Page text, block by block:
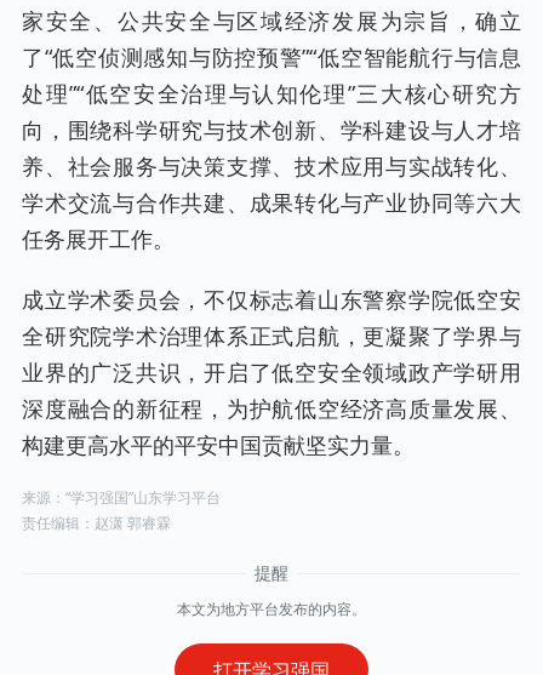
家安全、公共安全与区域经济发展为宗旨，确立
了“低空侦测感知与防控预警”“低空智能航行与信息
处理”“低空安全治理与认知伦理”三大核心研究方
向，围绕科学研究与技术创新、学科建设与人才培
养、社会服务与决策支撑、技术应用与实战转化、
学术交流与合作共建、成果转化与产业协同等六大
任务展开工作。
成立学术委员会，不仅标志着山东警察学院低空安
全研究院学术治理体系正式启航，更凝聚了学界与
业界的广泛共识，开启了低空安全领域政产学研用
深度融合的新征程，为护航低空经济高质量发展、
构建更高水平的平安中国贡献坚实力量。
来源：“学习强国”山东学习平台
责任编辑：赵潇 郭睿霖
本文为地方平台发布的内容。